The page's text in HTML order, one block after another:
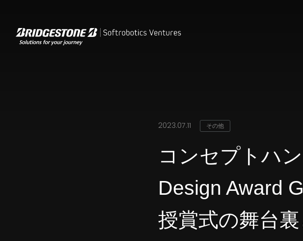
2023.07.11 その他
コンセプトハ
Design Award
授賞式の舞台